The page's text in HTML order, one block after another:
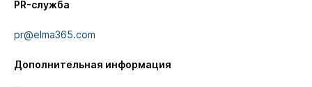
PR-служба
pr@elma365.com
Дополнительная информация